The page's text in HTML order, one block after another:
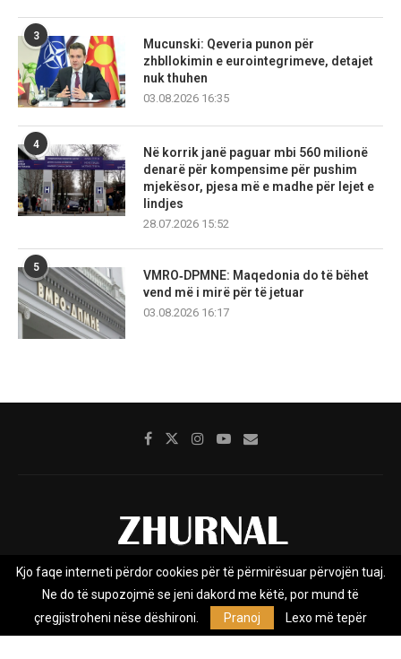
3
Mucunski: Qeveria punon për
zhbllokimin e eurointegrimeve, detajet
nuk thuhen
03.08.2026 16:35
4
Në korrik janë paguar mbi 560 milionë
denarë për kompensime për pushim
mjekësor, pjesa më e madhe për lejet e
lindjes
28.07.2026 15:52
5
VMRO‑DPMNE: Maqedonia do të bëhet
vend më i mirë për të jetuar
03.08.2026 16:17
Rreth nesh Impresumi Marketing
Privacy Policy
Zhurnal.mk është Agjenci e Lajmeve e pavarur, e themeluar në vitin
Kjo faqe interneti përdor cookies për të përmirësuar përvojën tuaj.
Ne do të supozojmë se jeni dakord me këtë, por mund të
çregjistroheni nëse dëshironi.
Pranoj Lexo më tepër